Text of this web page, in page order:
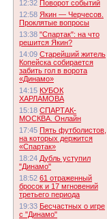
12:32 Поворот событий
12:58 Якин — Черчесов.
Проклятые вопросы
13:38 "Спартак": на что
решится Якин?
14:09 Старейший житель
Копейска собирается
забить гол в ворота
«Динамо»
14:15 КУБОК
ХАРЛАМОВА
15:18 СПАРТАК-
МОСКВА. Онлайн
17:45 Пять футболистов,
на которых держится
«Спартак»
18:24 Дубль уступил
"Динамо"
18:52 61 отраженный
бросок и 17 мгновений
третьего периода
19:33 Бесчастных о игре
с "Динамо"